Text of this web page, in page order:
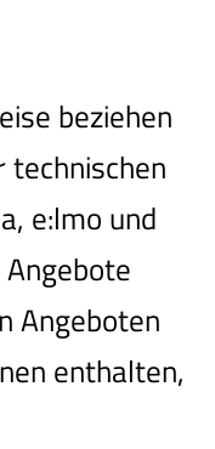
beziehen
technischen
e:lmo und
Angeboten
enthalten,